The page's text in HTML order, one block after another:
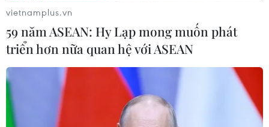
Chứng khoán hồi phục gần 3%, thị
trường kỳ vọng khởi sắc trong tháng
02/08/2026 11:18
vietnamplus.vn
59 năm ASEAN: Hy Lạp mong muốn phát
triển hơn nữa quan hệ với ASEAN